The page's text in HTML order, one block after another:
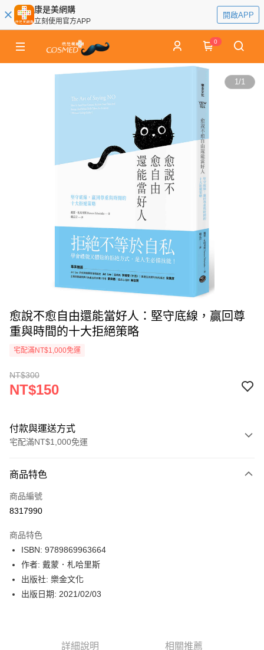
康是美網購
立刻使用官方APP
開啟APP
0
1/1
愈說不愈自由還能當好人：堅守底線，贏回尊
重與時間的十大拒絕策略
宅配滿NT$1,000免運
NT$300
NT$150
付款與運送方式
宅配滿NT$1,000免運
icash Pay
信用卡一次付款
LINE Pay
Apple Pay
街口支付
商品特色
商品編號
8317990
商品特色
ISBN: 9789869963664
作者: 戴蒙．札哈里斯
出版社: 樂金文化
出版日期: 2021/02/03
詳細說明 相關推薦